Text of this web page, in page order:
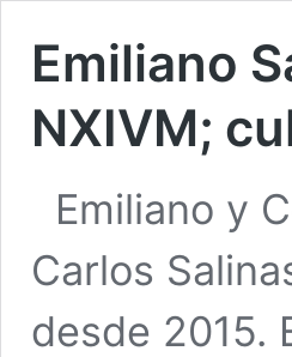
Emiliano
NXIVM;
Emiliano y
Carlos
desde